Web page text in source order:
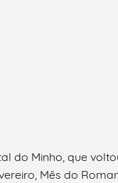
do Minho, que
Mês do